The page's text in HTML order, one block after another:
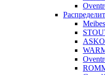
Meibes